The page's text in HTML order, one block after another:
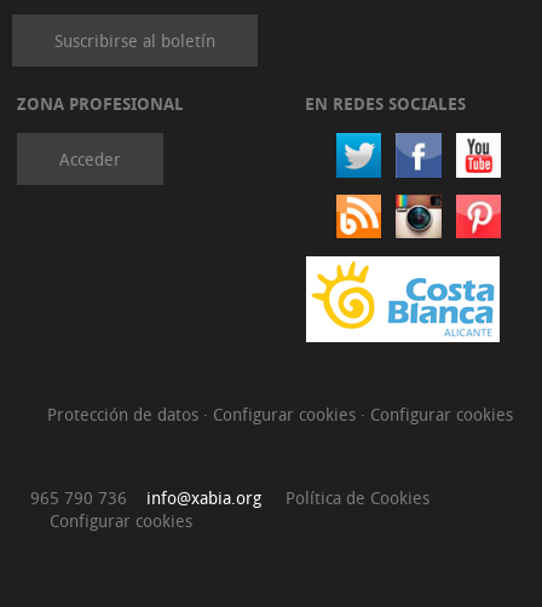
Suscribirse al boletín
ZONA PROFESIONAL
Acceder
EN REDES SOCIALES
Protección de datos · Configurar cookies · Configurar cookies
965 790 736 info@xabia.org
Política de Cookies
Configurar cookies